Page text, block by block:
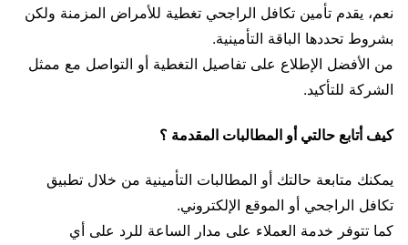
نعم، يقدم تأمين تكافل الراجحي تغطية للأمراض المزمنة ولكن
بشروط تحددها الباقة التأمينية.
من الأفضل الإطلاع على تفاصيل التغطية أو التواصل مع ممثل
الشركة للتأكيد.
كيف أتابع حالتي أو المطالبات المقدمة ؟
يمكنك متابعة حالتك أو المطالبات التأمينية من خلال تطبيق
تكافل الراجحي أو الموقع الإلكتروني.
كما تتوفر خدمة العملاء على مدار الساعة للرد على أي